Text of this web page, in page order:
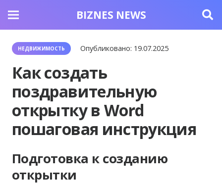
BIZNES NEWS
НЕДВИЖИМОСТЬ Опубликовано: 19.07.2025
Как создать
поздравительную
открытку в Word
пошаговая инструкция
Подготовка к созданию
открытки